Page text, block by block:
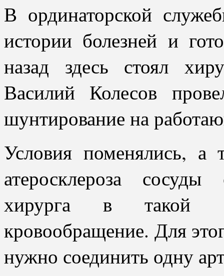
В ординаторской
истории болезней и
назад здесь стоял
Василий Колесов
шунтирование на
Условия поменялись, а
атеросклероза
хирурга в такой
кровообращение. Для
нужно соединить одну